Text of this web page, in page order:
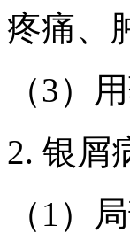
疼痛、
（3）
2. 银屑
（1）